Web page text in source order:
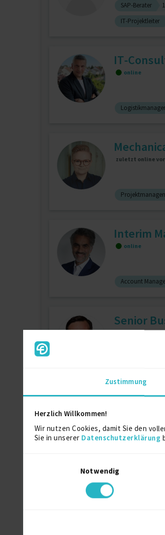
Zustimmung
Herzlich Willkommen!
Wir nutzen Cookies, damit Sie den
Sie in unserer Datenschutzerklärung
Notwendig
SAP-Berater
IT-Projektleiter
IT-
online
Logistikmanager
zuletzt online
Interim
online
Account
Senior
zuletzt online